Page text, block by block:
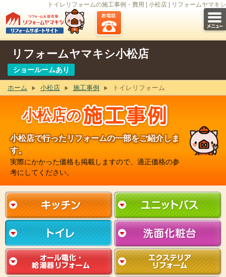
トイレリフォームの施工事例・費用 | 小松店 | リフォームヤマキシ
リフォームヤマキシ小松店
ショールームあり
ホーム 小松店 施工事例 トイレリフォーム
小松店の
小松店で行ったリフォームの一部をご紹介しま
す。
実際にかかった価格も掲載しますので、適正価格の参
考にしてください。